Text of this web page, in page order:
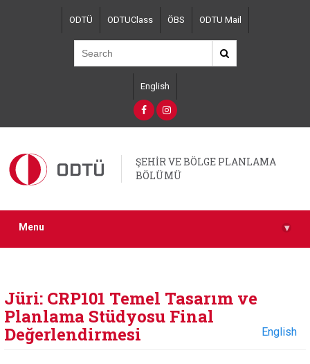
ODTÜ ODTUClass ÖBS ODTU Mail
English
ŞEHİR VE BÖLGE PLANLAMA
BÖLÜMÜ
Menu ▾
Jüri: CRP101 Temel Tasarım ve
Planlama Stüdyosu Final
Değerlendirmesi
English